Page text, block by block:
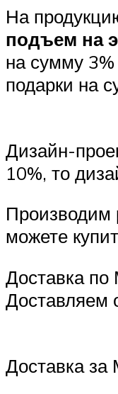
На
подъем на
на сумму
подарки на
Дизайн-
10%, то
Производим
можете
Доставка по
Доставляем
Доставка